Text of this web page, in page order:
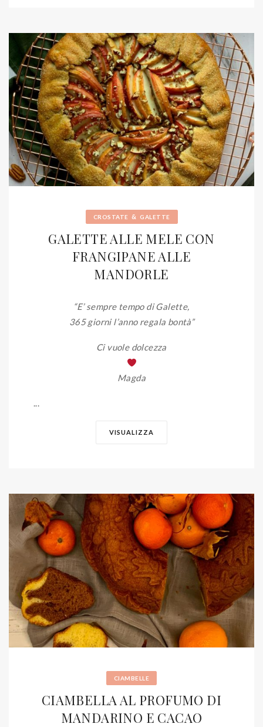
CROSTATE & GALETTE
GALETTE ALLE MELE CON
FRANGIPANE ALLE
MANDORLE
“E’ sempre tempo di Galette,
365 giorni l’anno regala bontà”
Ci vuole dolcezza
Magda
...
VISUALIZZA
CIAMBELLE
CIAMBELLA AL PROFUMO DI
MANDARINO E CACAO